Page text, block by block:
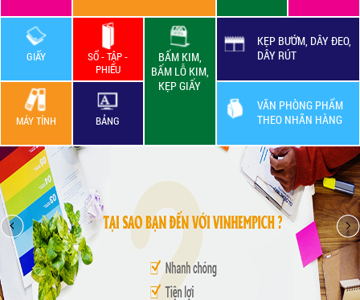
GIẤY
SỔ - TẬP -
PHIẾU
BẤM KIM,
BẤM LỖ KIM,
KẸP GIẤY
KẸP BƯỚM, DÂY ĐEO,
DÂY RÚT
VĂN PHÒNG PHẨM
THEO NHÃN HÀNG
MÁY TÍNH BẢNG